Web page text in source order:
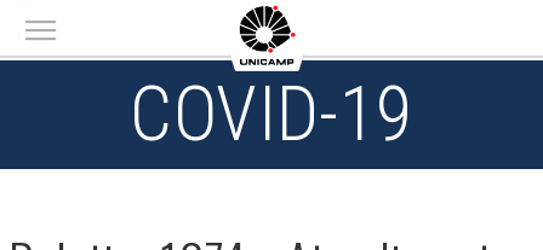
Main menu
COVID-19